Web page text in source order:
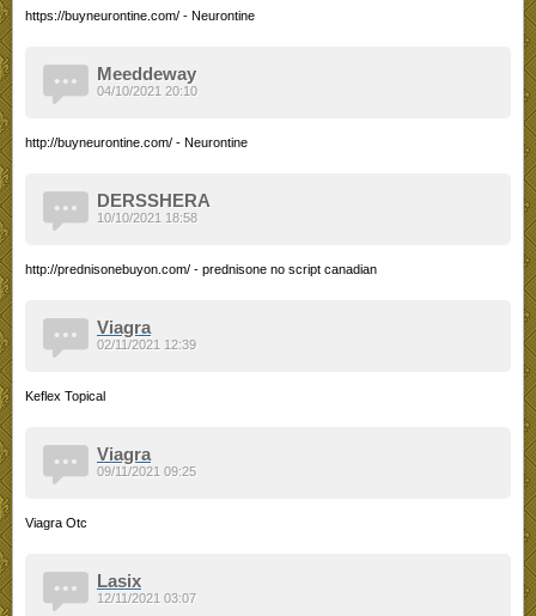
https://buyneurontine.com/ - Neurontine
Meeddeway
http://buyneurontine.com/ - Neurontine
04/10/2021 20:10
DERSSHERA
http://prednisonebuyon.com/ - prednisone no script canadian
10/10/2021 18:58
Viagra
Keflex Topical
02/11/2021 12:39
Viagra
Viagra Otc
09/11/2021 09:25
Lasix
12/11/2021 03:07